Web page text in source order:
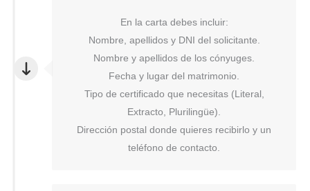
En la carta debes incluir:
Nombre, apellidos y DNI del solicitante.
Nombre y apellidos de los cónyuges.
Fecha y lugar del matrimonio.
Tipo de certificado que necesitas (Literal,
Extracto, Plurilingüe).
Dirección postal donde quieres recibirlo y un
teléfono de contacto.